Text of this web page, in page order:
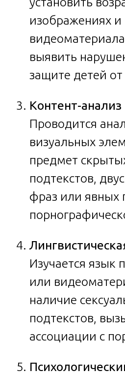
изображениях и
выявить
защите детей
Контент-анализ
Проводится
визуальных
предмет
подтекстов,
фраз или явных
Изучается язык
или
наличие
подтекстов,
ассоциации с